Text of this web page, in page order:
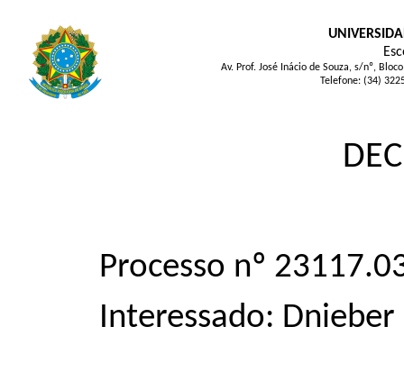
Av. Prof. José Inácio de Souza, s/nº,
Telefone: (34)
Processo nº
Interessado: Dnieber